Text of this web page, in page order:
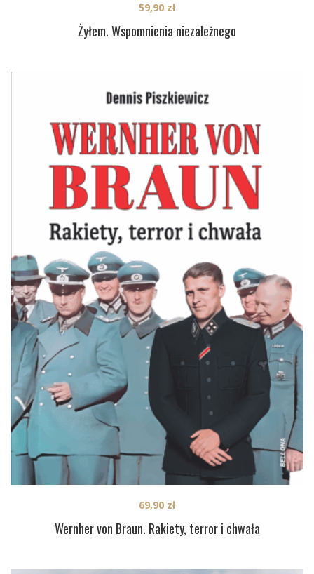
Żyłem. Wspomnienia niezależnego
59,90 zł
Wernher von Braun. Rakiety, terror i chwała
69,90 zł